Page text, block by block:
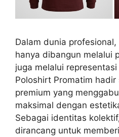
Dalam dunia
hanya dibangun melalui
juga melalui
Poloshirt Promatim
premium yang
maksimal dengan
Sebagai identitas
dirancang untuk